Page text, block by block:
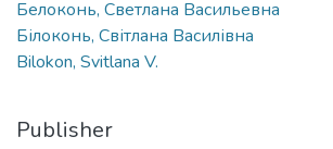
Белоконь, Светлана Васильевна
Білоконь, Світлана Василівна
Bilokon, Svitlana V.
Publisher